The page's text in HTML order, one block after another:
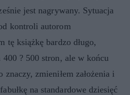
jest nagrywany. Sytuacja
kontroli autorom
tę książkę bardzo długo,
400 ? 500 stron, ale w końcu
zmieniłem założenia i
na standardowe dziesięć